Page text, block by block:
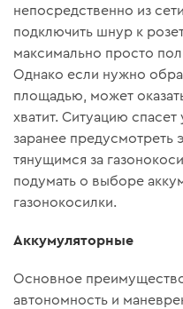
непосредственно из
подключить шнур к
максимально просто
Однако если нужно
площадью, может
хватит. Ситуацию
заранее предусмотреть
тянущимся за
подумать о выборе
газонокосилки.
Аккумуляторные
Основное
автономность и